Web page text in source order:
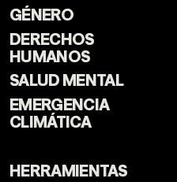
GÉNERO
DERECHOS
HUMANOS
SALUD MENTAL
EMERGENCIA
CLIMÁTICA
HERRAMIENTAS